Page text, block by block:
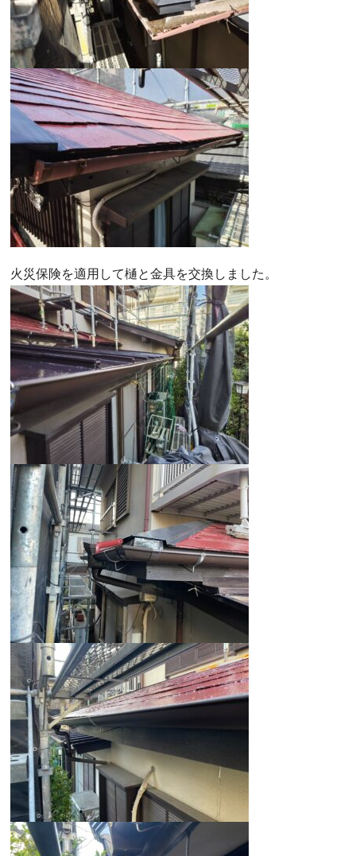
火災保険を適用して樋と金具を交換しました。